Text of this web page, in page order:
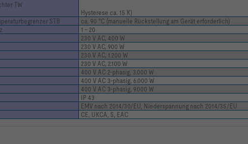
3   kg
TW
Hysterese ca. 15 K)
STB
ca. 90 °C (manuelle Rückstellung am Gerät erforderlich)
1 – 20
230 V AC, 400 W
230 V AC, 900 W
230 V AC, 1.200 W
230 V AC, 2.100 W
400 V AC 2-phasig, 3.000 W
400 V AC 3-phasig, 6.000 W
400 V AC 3-phasig, 9.000 W
IP 43
EMV nach 2014/30/EU, Niederspannung nach 2014/35/EU
CE, UKCA, S, EAC